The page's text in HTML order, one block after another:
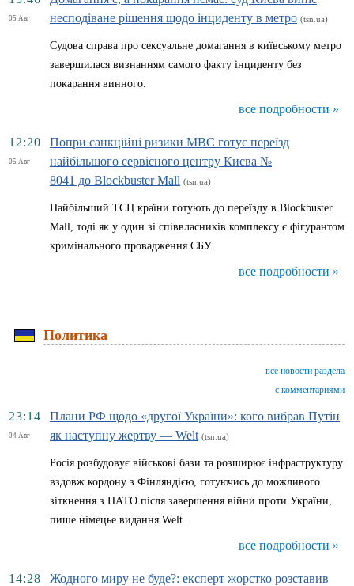
05 Авг
несподіване рішення щодо інциденту в метро (tsn.ua)
Судова справа про сексуальне домагання в київському метро
завершилася визнанням самого факту інциденту без
покарання винного.
все подробности »
12:20
05 Авг
Попри санкційні ризики МВС готує переїзд
найбільшого сервісного центру Києва №
8041 до Blockbuster Mall (tsn.ua)
Найбільший ТСЦ країни готують до переїзду в Blockbuster
Mall, тоді як у один зі співвласників комплексу є фігурантом
кримінального провадження СБУ.
все подробности »
Политика
все новости раздела
с комментариями
23:14
04 Авг
Плани РФ щодо «другої України»: кого вибрав Путін
як наступну жертву — Welt (tsn.ua)
Росія розбудовує військові бази та розширює інфраструктуру
вздовж кордону з Фінляндією, готуючись до можливого
зіткнення з НАТО після завершення війни проти України,
пише німецье видання Welt.
все подробности »
14:28
Жодного миру не буде?: експерт жорстко розставив